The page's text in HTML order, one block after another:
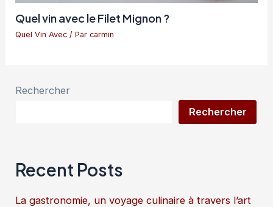
Quel vin avec le Filet Mignon ?
Quel Vin Avec / Parcarmin
Rechercher
Rechercher
Recent Posts
La gastronomie, un voyage culinaire à travers l’art